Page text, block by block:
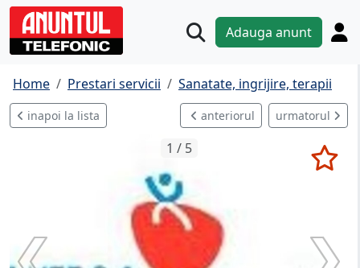
Adauga anunt
Home Prestari servicii Sanatate, ingrijire, terapii
inapoi la lista anteriorul urmatorul
1 / 5